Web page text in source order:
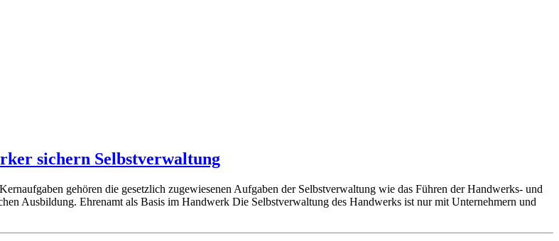
sichern Selbstverwaltung
gehören die gesetzlich zugewiesenen Aufgaben der Selbstverwaltung wie das Führen der Handwerks- und
Ausbildung. Ehrenamt als Basis im Handwerk Die Selbstverwaltung des Handwerks ist nur mit Unternehmern und